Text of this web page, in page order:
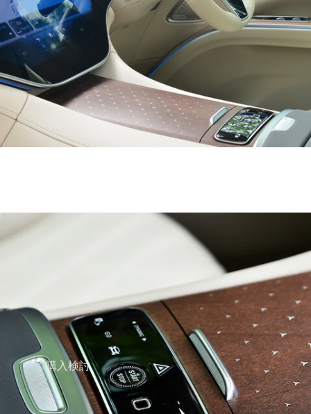
試乗リクエ
スト
オンライン
ショールー
試乗リクエスト
オンラインショールーム
購入検討